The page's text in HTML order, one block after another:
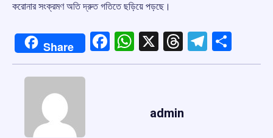
করোনার সংক্রমণ অতি দ্রুত গতিতে ছড়িয়ে পড়ছে।
Share Facebook
WhatsApp
X Threads
admin